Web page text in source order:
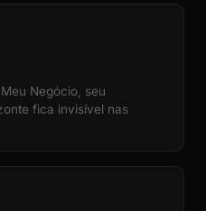
Negócio, seu
fica invisível nas